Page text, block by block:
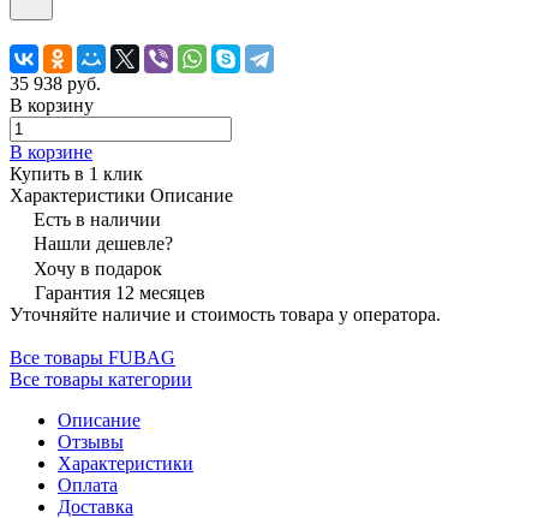
35 938 руб.
В корзину
В корзине
Купить в 1 клик
Характеристики Описание
Есть в наличии
Нашли дешевле?
Хочу в подарок
Гарантия 12 месяцев
Уточняйте наличие и стоимость товара у оператора.
Все товары FUBAG
Все товары категории
Описание
Отзывы
Характеристики
Оплата
Доставка